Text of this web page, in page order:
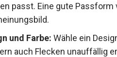
passt. Eine gute
und Farbe: Wähle ein
auch Flecken unauffällig